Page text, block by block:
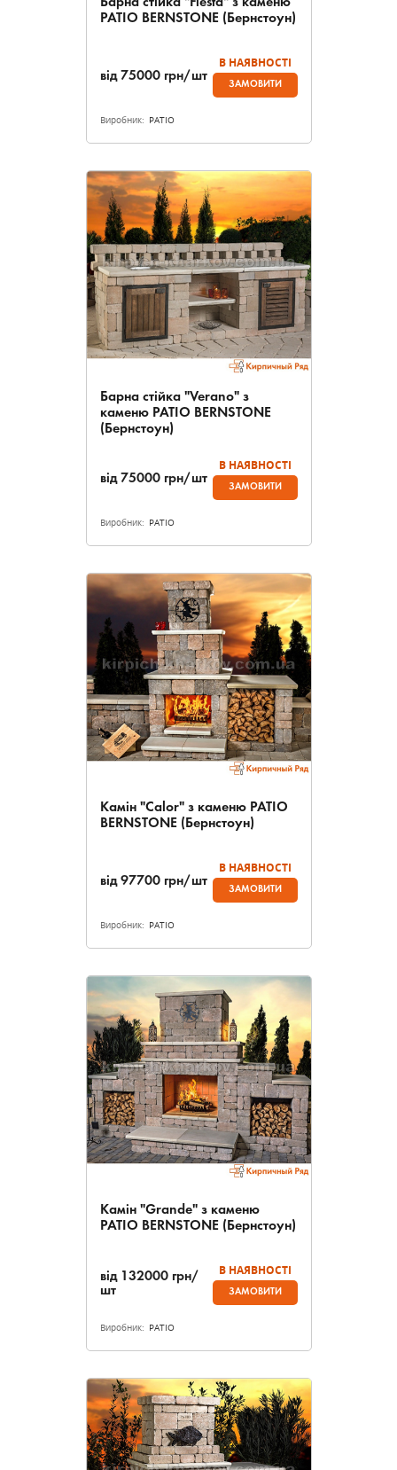
PATIO BERNSTONE (Бернстоун)
від 75000 грн/шт
В НАЯВНОСТІ
ЗАМОВИТИ
Виробник: PATIO
Барна стійка "Verano" з
каменю PATIO BERNSTONE
(Бернстоун)
від 75000 грн/шт
В НАЯВНОСТІ
ЗАМОВИТИ
Виробник: PATIO
Камін "Calor" з каменю PATIO
BERNSTONE (Бернстоун)
від 97700 грн/шт
В НАЯВНОСТІ
ЗАМОВИТИ
Виробник: PATIO
Камін "Grande" з каменю
PATIO BERNSTONE (Бернстоун)
від 132000 грн/
шт
В НАЯВНОСТІ
ЗАМОВИТИ
Виробник: PATIO